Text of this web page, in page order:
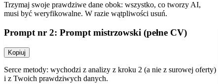
Trzymaj swoje prawdziwe dane obok: wszystko, co tworzy AI,
musi być weryfikowalne. W razie wątpliwości usuń.
Prompt nr 2: Prompt mistrzowski (pełne CV)
Kopiuj
Serce metody: wychodzi z analizy z kroku 2 (a nie z surowej oferty)
i z Twoich prawdziwych danych.